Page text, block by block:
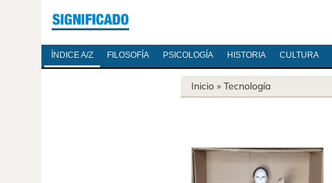
ÍNDICE A/Z FILOSOFÍA PSICOLOGÍA HISTORIA CULTURA
Inicio » Tecnología